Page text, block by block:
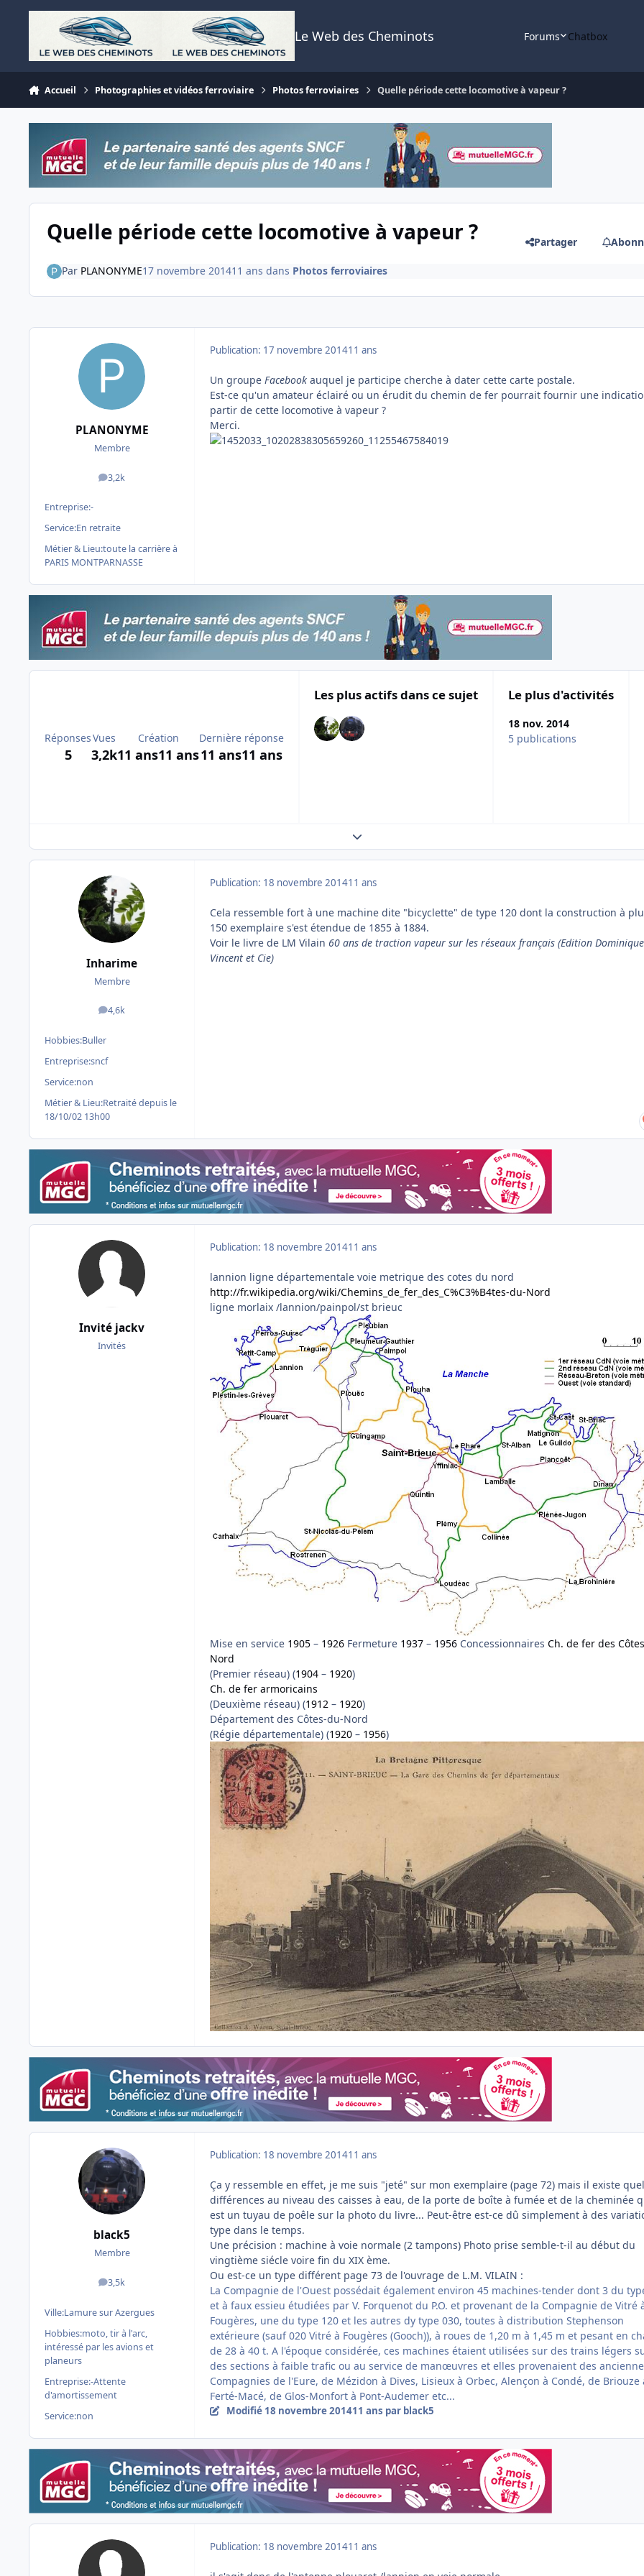
Aller au contenu
Le Web des Cheminots Forums Chatbox
Accueil Photographies et vidéos ferroviaire Photos ferroviaires Quelle période cette locomotive à vapeur ?
Quelle période cette locomotive à vapeur ? Partager
Par PLANONYME17 novembre 201411 ans dans Photos ferroviaires
PLANONYME
Membre
3,2k
messages
Entreprise:-
Service:En retraite
Métier & Lieu:toute la carrière à
PARIS MONTPARNASSE
Publication: 17 novembre 201411 ans
Un groupe Facebook auquel je participe cherche à dater cette carte postale.
Est-ce qu'un amateur éclairé ou un érudit du chemin de fer pourrait fournir une
partir de cette locomotive à vapeur ?
Merci.
Réponses
5
Vues
3,2k
Création
11 ans11 ans
Dernière réponse
11 ans11 ans
Les plus actifs dans ce sujet Le plus d'activités
18 nov. 2014
5 publications
Expand topic overview
Inharime
Membre
4,6k
messages
Hobbies:Buller
Entreprise:sncf
Service:non
Métier & Lieu:Retraité depuis le
18/10/02 13h00
Publication: 18 novembre 201411 ans
Cela ressemble fort à une machine dite "bicyclette" de type 120 dont la construction à
150 exemplaire s'est étendue de 1855 à 1884.
Voir le livre de LM Vilain 60 ans de traction vapeur sur les réseaux français (Edition Dominique
Vincent et Cie)
Invité jackv
Invités
Publication: 18 novembre 201411 ans
lannion ligne départementale voie metrique des cotes du nord
http://fr.wikipedia.org/wiki/Chemins_de_fer_des_C%C3%B4tes-du-Nord
ligne morlaix /lannion/painpol/st brieuc
Mise en service 1905 – 1926 Fermeture 1937 – 1956 Concessionnaires Ch. de fer des
Nord
(Premier réseau) (1904 – 1920)
Ch. de fer armoricains
(Deuxième réseau) (1912 – 1920)
Département des Côtes-du-Nord
(Régie départementale) (1920 – 1956)
black5
Membre
3,5k
messages
Ville:Lamure sur Azergues
Hobbies:moto, tir à l'arc,
intéressé par les avions et
planeurs
Entreprise:-Attente
d'amortissement
Service:non
Publication: 18 novembre 201411 ans
Ça y ressemble en effet, je me suis "jeté" sur mon exemplaire (page 72) mais il existe
différences au niveau des caisses à eau, de la porte de boîte à fumée et de la cheminée
est un tuyau de poêle sur la photo du livre... Peut-être est-ce dû simplement à des
type dans le temps.
Une précision : machine à voie normale (2 tampons) Photo prise semble-t-il au début du
vingtième siécle voire fin du XIX ème.
Ou est-ce un type différent page 73 de l'ouvrage de L.M. VILAIN :
La Compagnie de l'Ouest possédait également environ 45 machines-tender dont 3 du
et à faux essieu étudiées par V. Forquenot du P.O. et provenant de la Compagnie de Vitré
Fougères, une du type 120 et les autres dy type 030, toutes à distribution Stephenson
extérieure (sauf 020 Vitré à Fougères (Gooch)), à roues de 1,20 m à 1,45 m et pesant en
de 28 à 40 t. A l'époque considérée, ces machines étaient utilisées sur des trains légers
des sections à faible trafic ou au service de manœuvres et elles provenaient des
Compagnies de l'Eure, de Mézidon à Dives, Lisieux à Orbec, Alençon à Condé, de Briouze
Ferté-Macé, de Glos-Monfort à Pont-Audemer etc...
Modifié 18 novembre 201411 ans par black5
Publication: 18 novembre 201411 ans